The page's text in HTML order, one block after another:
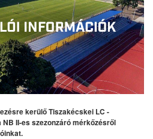
kerülő Tiszakécskei LC -
II-es szezonzáró mérkőzésről